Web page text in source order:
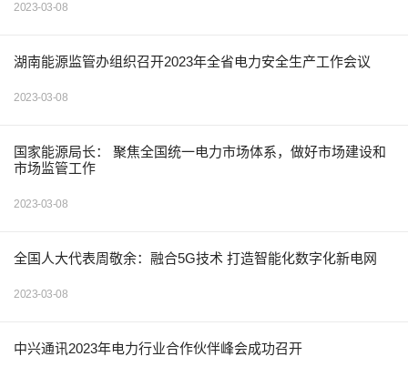
2023-03-08
湖南能源监管办组织召开2023年全省电力安全生产工作会议
2023-03-08
国家能源局长： 聚焦全国统一电力市场体系，做好市场建设和
市场监管工作
2023-03-08
全国人大代表周敬余：融合5G技术 打造智能化数字化新电网
2023-03-08
中兴通讯2023年电力行业合作伙伴峰会成功召开